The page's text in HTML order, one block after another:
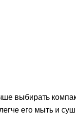
выбирать
его мыть и